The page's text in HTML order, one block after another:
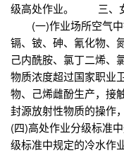
级高处作业。 三、女
(一)作业场所空气中
镉、铍、砷、氰化物、
己内酰胺、氯丁二烯、
物质浓度超过国家职
物、己烯雌酚生产，
封源放射性物质的操
(四)高处作业分级标
级标准中规定的冷水